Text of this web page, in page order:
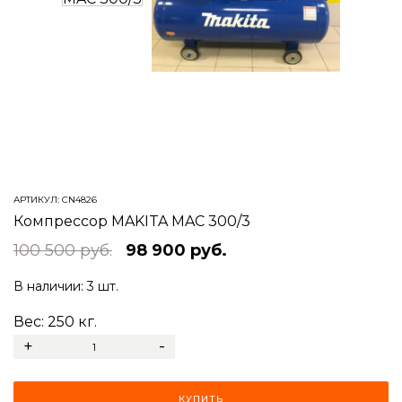
АРТИКУЛ: CN4826
Компрессор MAKITA MAC 300/3
100 500 руб. 98 900 руб.
В наличии:3 шт.
Вес: 250 кг.
+ -
КУПИТЬ